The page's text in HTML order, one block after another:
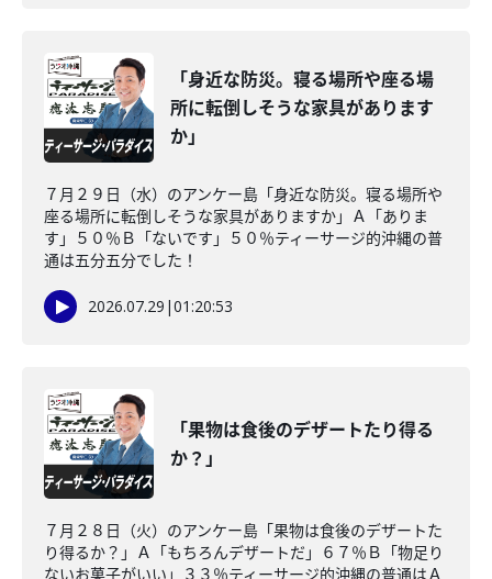
「身近な防災。寝る場所や座る場
所に転倒しそうな家具があります
か」
７月２９日（水）のアンケー島「身近な防災。寝る場所や
座る場所に転倒しそうな家具がありますか」Ａ「ありま
す」５０％Ｂ「ないです」５０％ティーサージ的沖縄の普
通は五分五分でした！
2026.07.29 |01:20:53
「果物は食後のデザートたり得る
か？」
７月２８日（火）のアンケー島「果物は食後のデザートた
り得るか？」Ａ「もちろんデザートだ」６７％Ｂ「物足り
ないお菓子がいい」３３％ティーサージ的沖縄の普通はＡ